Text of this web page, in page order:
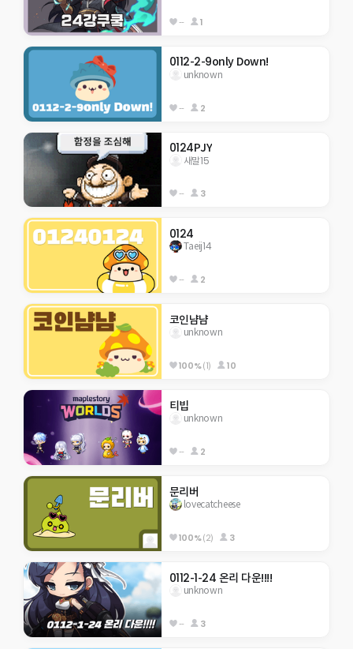
-- 1
0112-2-9only Down!
unknown
-- 2
0124PJY
새말15
-- 3
0124
Taeij14
-- 2
코인냠냠
unknown
100%(1) 10
티빕
unknown
-- 2
문리버
lovecatcheese
100%(2) 3
0112-1-24 온리 다운!!!!
unknown
-- 3